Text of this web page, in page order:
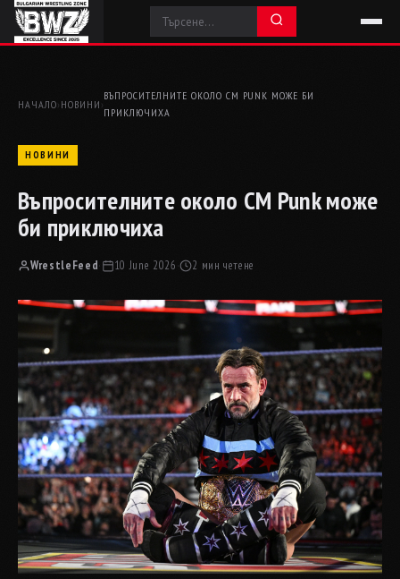
НАЧАЛО› НОВИНИ ›
ВЪПРОСИТЕЛНИТЕ ОКОЛО CM PUNK МОЖЕ БИ
ПРИКЛЮЧИХА
НОВИНИ
Въпросителните около CM Punk може
би приключиха
WrestleFeed· 10 June 2026· 2 мин четене